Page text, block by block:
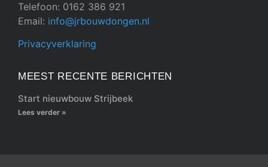
Telefoon: 0162 386 921
Email: info@jrbouwdongen.nl
Privacyverklaring
MEEST RECENTE BERICHTEN
Start nieuwbouw Strijbeek
Lees verder »